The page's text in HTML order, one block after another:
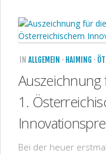
Kontakt
IN ALLGEMEIN · HAIMING ·
Auszeichnung
1.
Bei der heuer